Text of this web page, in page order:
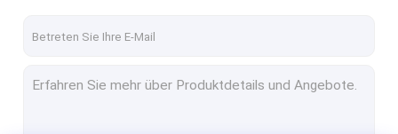
Explosionssicheres LED-Flut-Licht